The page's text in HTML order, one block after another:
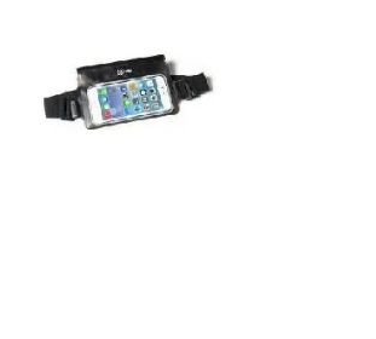
pattumiera raccolta differenziata
elenco telefonico